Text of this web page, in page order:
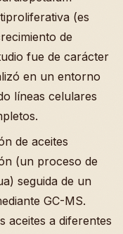
(es
de
fue de carácter
en un entorno
líneas celulares
de aceites
(un proceso de
seguida de un
GC-MS.
aceites a diferentes